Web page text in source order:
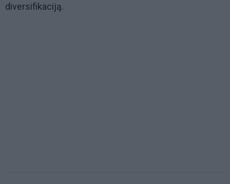
diversifikaciją.